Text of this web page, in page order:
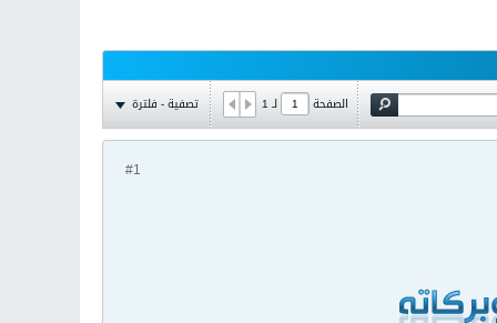
الصفحة لـ1 تصفية - فلترة
#1